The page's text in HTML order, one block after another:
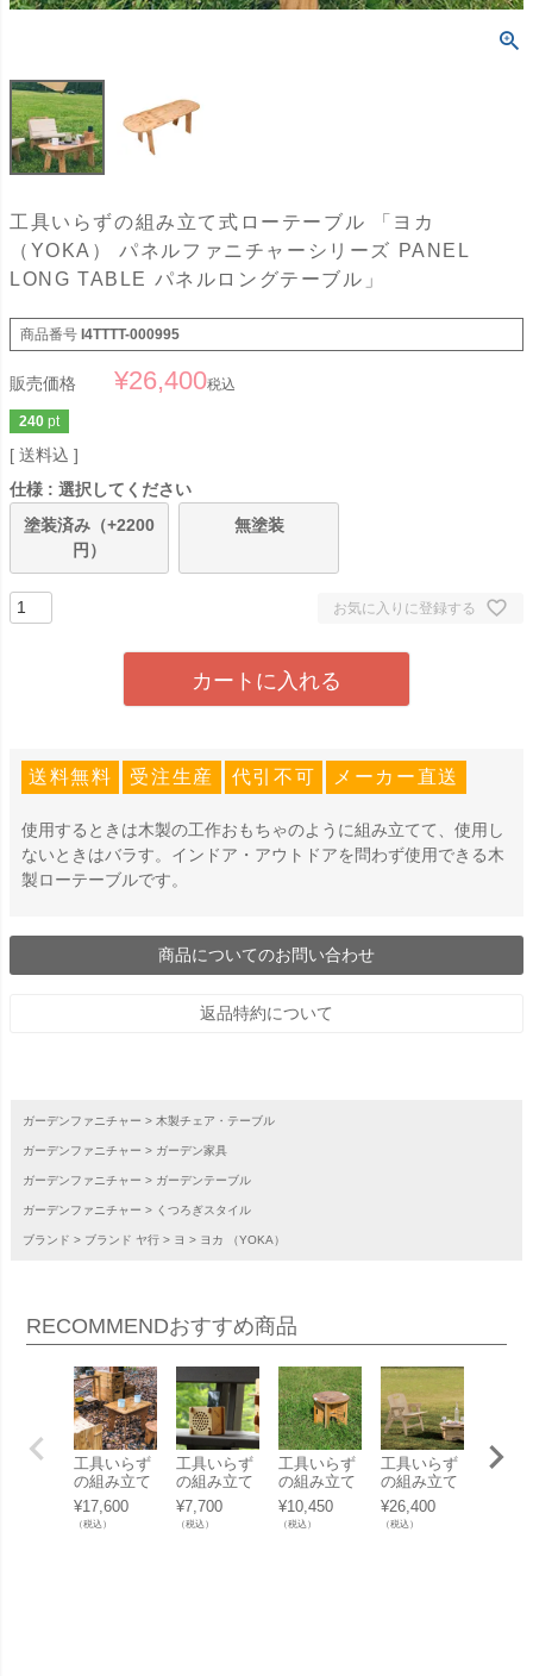
工具いらずの組み立て式ローテーブル 「ヨカ
（YOKA） パネルファニチャーシリーズ PANEL
LONG TABLE パネルロングテーブル」
商品番号 I4TTTT-000995
販売価格 ¥26,400税込
240 pt
送料込
仕様
選択してください
塗装済み（+2200
円）
無塗装
お気に入りに登録する
カートに入れる
送料無料 受注生産 代引不可 メーカー直送
使用するときは木製の工作おもちゃのように組み立てて、使用し
ないときはバラす。インドア・アウトドアを問わず使用できる木
製ローテーブルです。
商品についてのお問い合わせ
返品特約について
ガーデンファニチャー 木製チェア・テーブル
ガーデンファニチャー ガーデン家具
ガーデンファニチャー ガーデンテーブル
ガーデンファニチャー くつろぎスタイル
ブランド ブランド ヤ行 ヨ ヨカ （YOKA）
RECOMMENDおすすめ商品
工具いらず
の組み立て
式コンパク
トテーブル
「ヨカ （Y
¥17,600
（税込）
工具いらず
の組み立て
式アコース
ティックス
ピーカー
¥7,700
（税込）
工具いらず
の組み立て
式スツール
「ヨカ （Y
OKA） パ
¥10,450
（税込）
工具いらず
の組み立て
式チェア
「ヨカ （Y
OKA） パ
¥26,400
（税込）
おし